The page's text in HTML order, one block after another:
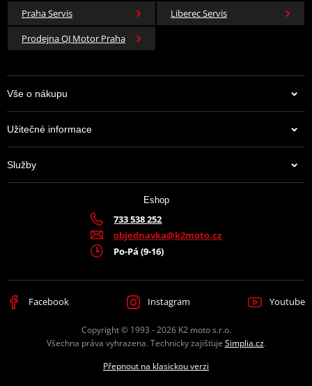
Praha Servis
Liberec Servis
Prodejna QJ Motor Praha
Vše o nákupu
Užitečné informace
Služby
Eshop
733 538 252
objednavka@k2moto.cz
Po-Pá (9-16)
Facebook Instagram Youtube
Copyright © 1993 - 2026 K2 moto s.r.o.
Všechna práva vyhrazena. Technicky zajišťuje Simplia.cz.
Přepnout na klasickou verzi